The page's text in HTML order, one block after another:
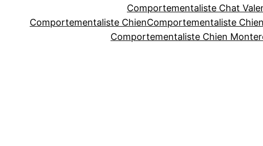
Comportementaliste Chat
Comportementaliste ChienComportementaliste
Comportementaliste Chien